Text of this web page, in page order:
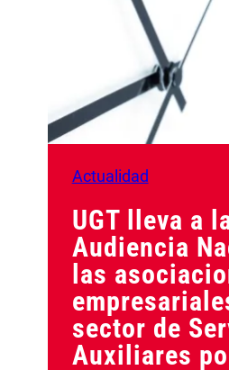
Actualidad
UGT lleva a
Audiencia
las
sector de
Auxiliares